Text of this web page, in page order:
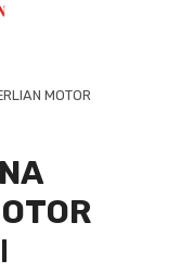
MOTOR